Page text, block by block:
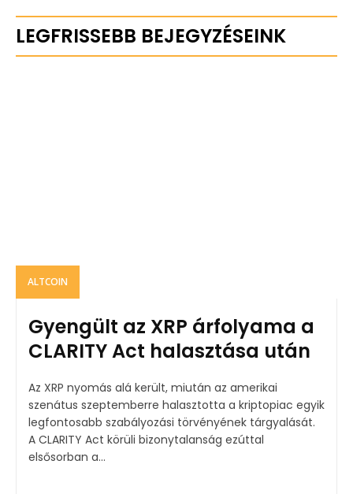
LEGFRISSEBB BEJEGYZÉSEINK
ALTCOIN
Gyengült az XRP árfolyama a
CLARITY Act halasztása után
Az XRP nyomás alá került, miután az amerikai
szenátus szeptemberre halasztotta a kriptopiac egyik
legfontosabb szabályozási törvényének tárgyalását.
A CLARITY Act körüli bizonytalanság ezúttal
elsősorban a...